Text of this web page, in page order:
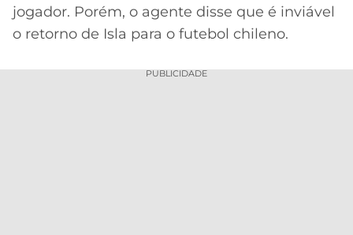
jogador. Porém, o agente disse que é inviável
o retorno de Isla para o futebol chileno.
PUBLICIDADE